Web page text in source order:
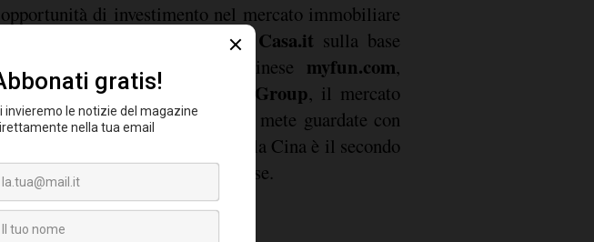
opportunità di investimento nel mercato immobiliare
australiano. Secondo l'analisi diCasa.it sulla base
dei dati raccolti dal portale cinese myfun.com,
anch'esso facente parte di
REA Group, il mercato
australiano si conferma una delle mete guardate con
più interesse dai cinesi, tanto che la Cina è il secondo
mercato per importanza per il Paese.